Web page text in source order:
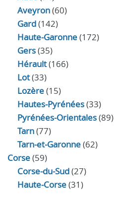
Aveyron(60)
Gard(142)
Haute-Garonne(172)
Gers(35)
Hérault(166)
Lot(33)
Lozère(15)
Hautes-Pyrénées(33)
Pyrénées-Orientales(89)
Tarn(77)
Tarn-et-Garonne(62)
Corse(59)
Corse-du-Sud(27)
Haute-Corse(31)